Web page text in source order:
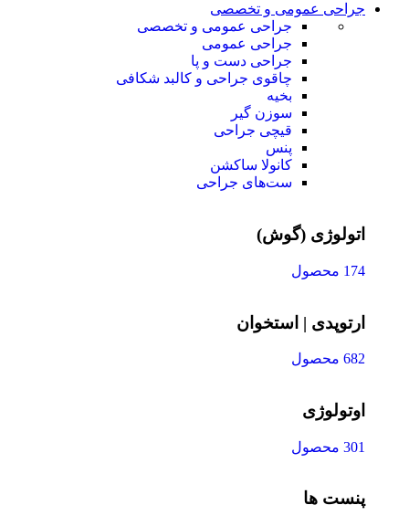
جراحی عمومی و تخصصی
جراحی عمومی و تخصصی
جراحی عمومی
جراحی دست و پا
چاقوی جراحی و کالبد شکافی
بخیه
سوزن‌ گیر
قیچی‌ جراحی
پنس
کانولا ساکشن
ست‌های جراحی
اتولوژی (گوش)
174 محصول
ارتوپدی | استخوان
682 محصول
اوتولوژی
301 محصول
پنست ها